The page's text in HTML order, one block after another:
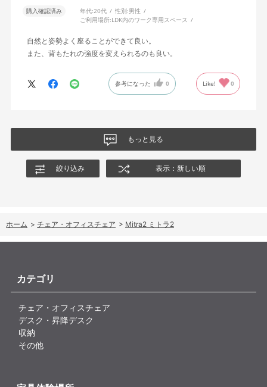
購入確認済み 年代:20代 性別:男性
ご利用場所:LDK内のワーク専用スペース
自然と姿勢よく座ることができて良い。
また、背もたれの強度を変えられるのも良い。
参考になった 0 Like! 0
もっと見る
絞り込み 表示：新しい順
ホーム > チェア・オフィスチェア > Mitra2 ミトラ2
カテゴリ
チェア・オフィスチェア
デスク・昇降デスク
収納
その他